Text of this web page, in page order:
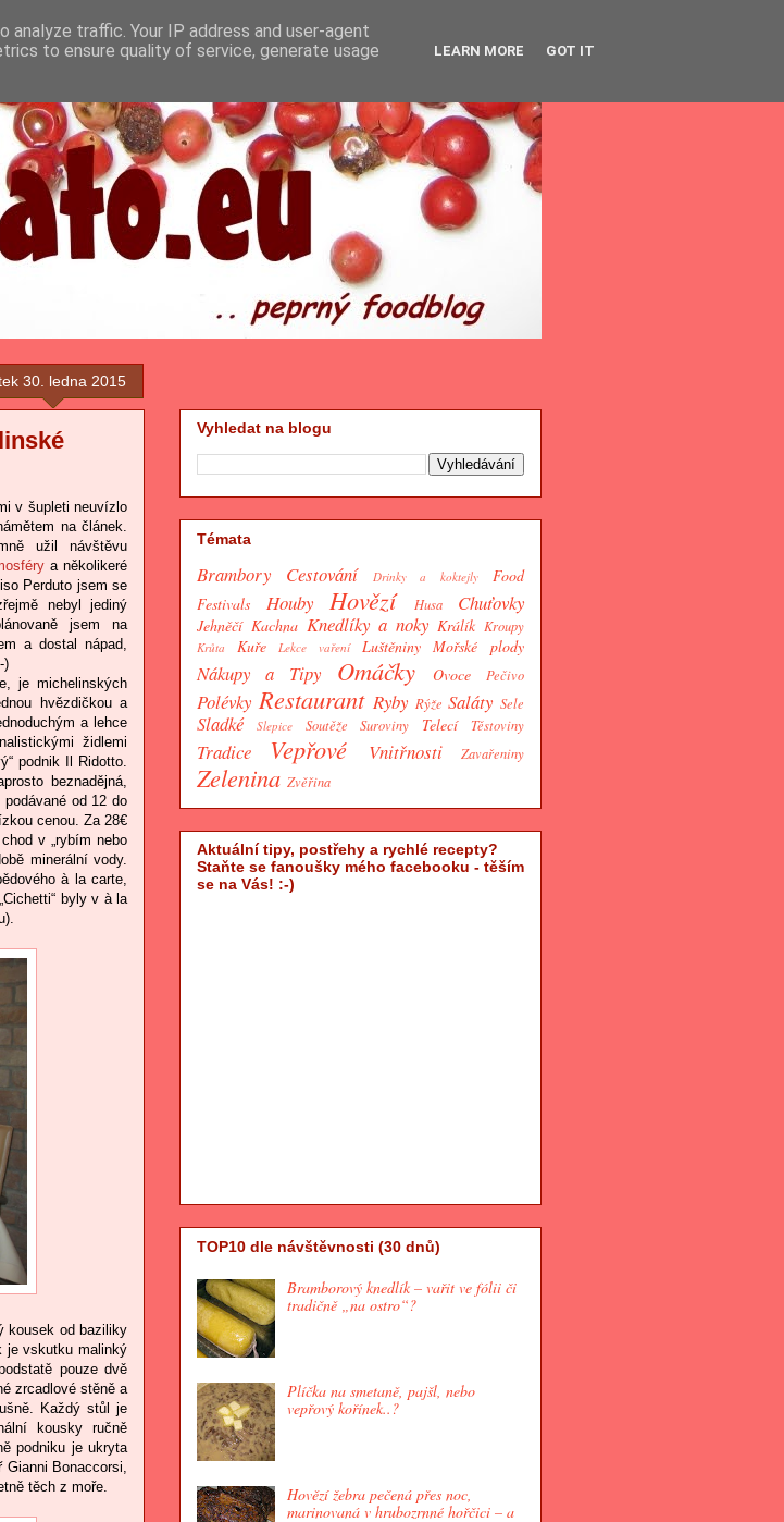
30. ledna 2015
v šupleti neuvízlo
na článek.
užil návštěvu
a několikeré
Perduto jsem se
nebyl jediný
jsem na
a dostal nápad,
)
je michelinských
hvězdičkou a
a lehce
židlemi
podnik Il Ridotto.
beznadějná,
podávané od 12 do
cenou. Za 28€
v „rybím nebo
minerální vody.
à la carte,
byly v à la
kousek od baziliky
je vskutku malinký
pouze dvě
zrcadlové stěně a
Každý stůl je
kousky ručně
podniku je ukryta
Gianni Bonaccorsi,
těch z moře.
Vyhledat na blogu
Témata
Brambory Cestování Drinky a koktejly
Food
Festivals
Houby Hovězí Husa Chuťovky
Jehněčí Kachna Knedlíky a noky Králík Kroupy
Krůta Kuře Lekce vaření Luštěniny Mořské plody
Nákupy a Tipy Omáčky Ovoce Pečivo
Polévky Restaurant Ryby Rýže Saláty Sele
Sladké Slepice Soutěže Suroviny Telecí Těstoviny
Tradice Vepřové Vnitřnosti Zavařeniny
Zelenina Zvěřina
Aktuální tipy, postřehy a rychlé recepty?
Staňte se fanoušky mého facebooku - těším
se na Vás! :-)
TOP10 dle návštěvnosti (30 dnů)
Bramborový knedlík – vařit ve fólii či
tradičně „na ostro“?
Plíčka na smetaně, pajšl, nebo
vepřový kořínek..?
Hovězí žebra pečená přes noc,
marinovaná v hrubozrnné hořčici – a
traffic. Your IP address and user-agent
to ensure quality of service, generate usage
LEARN MORE GOT IT